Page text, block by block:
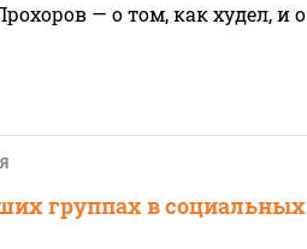
— о том, как худел, и о
группах в социальных